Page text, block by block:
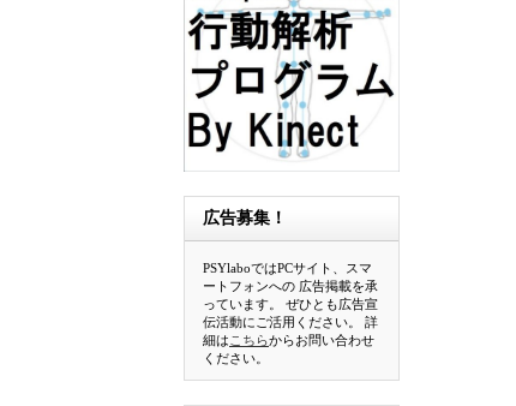
広告募集！
PSYlaboではPCサイト、スマ
ートフォンへの 広告掲載を承
っています。 ぜひとも広告宣
伝活動にご活用ください。 詳
細は こちらからお問い合わせ
ください。